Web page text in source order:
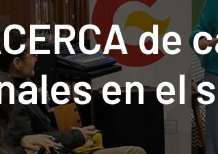
de
en el